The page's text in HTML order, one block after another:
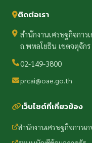
ติดต่อเรา
สำนักงานเศรษฐกิจกา
ถ.พหลโยธิน เขตจตุจัก
02-149-3800
prcai@oae.go.th
เว็บไซต์ที่เกี่ยวข้อง
สำนักงานเศรษฐกิจการเ